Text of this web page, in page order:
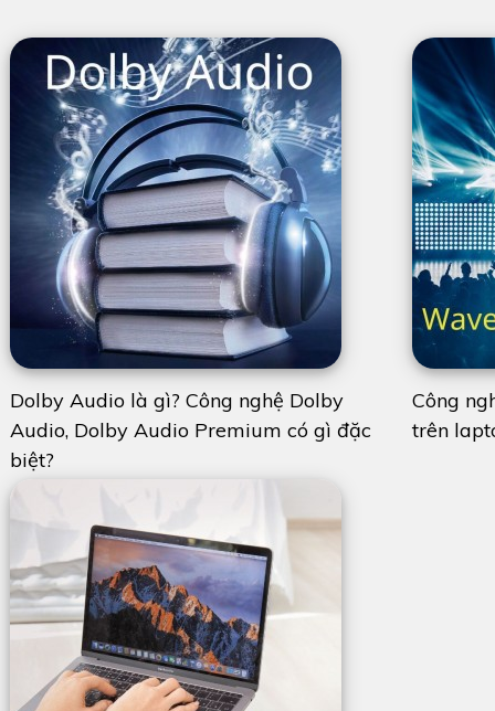
Dolby Audio là gì? Công nghệ Dolby
Audio, Dolby Audio Premium có gì đặc
biệt?
Công
trên